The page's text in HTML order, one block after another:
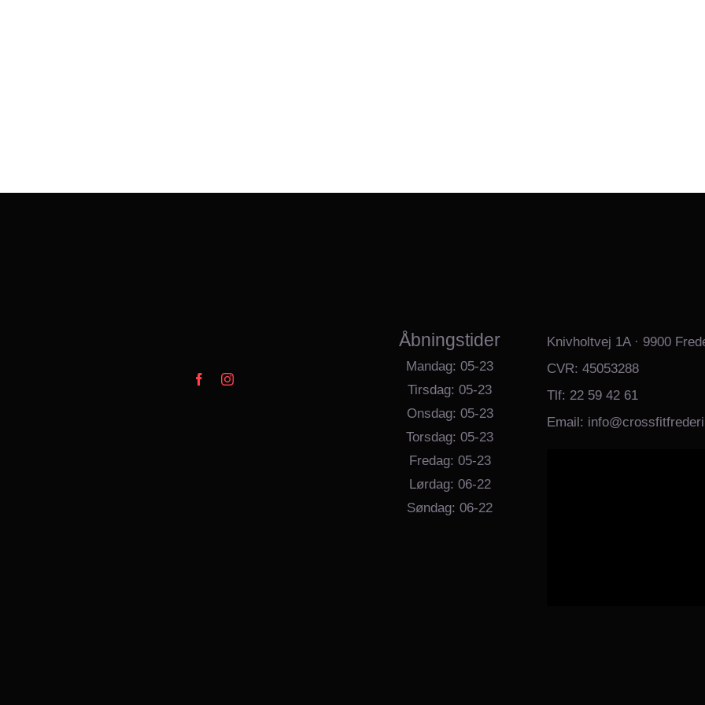
Åbningstider
Mandag: 05-23
Tirsdag: 05-23
Onsdag: 05-23
Torsdag: 05-23
Fredag: 05-23
Lørdag: 06-22
Søndag: 06-22
Knivholtvej 1A · 9900
CVR: 45053288
Tlf: 22 59 42 61
Email: